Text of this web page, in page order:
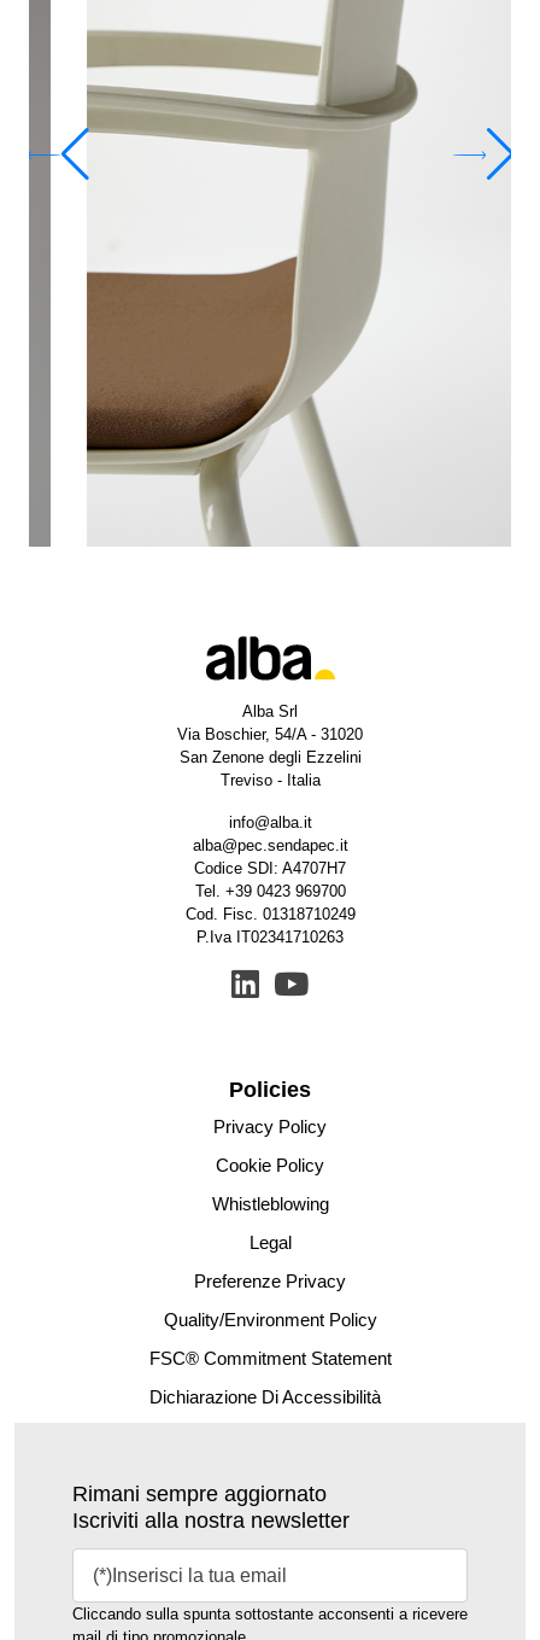
Alba Srl
Via Boschier, 54/A - 31020
San Zenone degli Ezzelini
Treviso - Italia
info@alba.it
alba@pec.sendapec.it
Codice SDI: A4707H7
Tel. +39 0423 969700
Cod. Fisc. 01318710249
P.Iva IT02341710263
Policies
Privacy Policy
Cookie Policy
Whistleblowing
Legal
Preferenze Privacy
Quality/Environment Policy
FSC® Commitment Statement
Dichiarazione Di Accessibilità
Rimani sempre aggiornato
Iscriviti alla nostra newsletter
Cliccando sulla spunta sottostante acconsenti a ricevere